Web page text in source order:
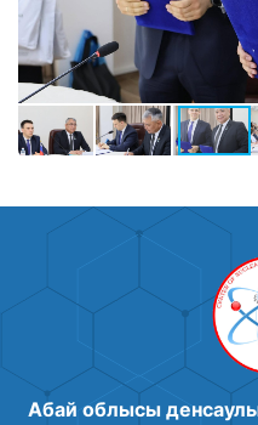
Абай облысы